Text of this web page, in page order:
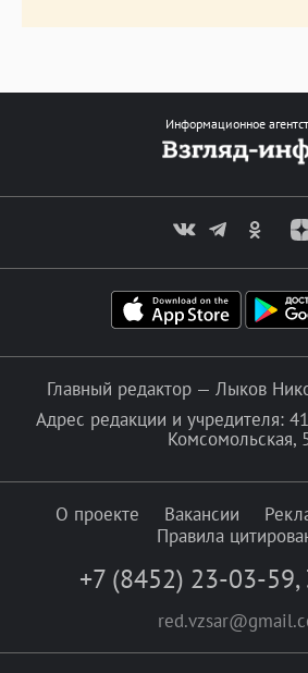
Информационное
Главный редактор — Лыков
Адрес редакции и учредителя:
Комсомольская,
О проекте Вакансии
Правила
+7 (8452) 23-03-59,